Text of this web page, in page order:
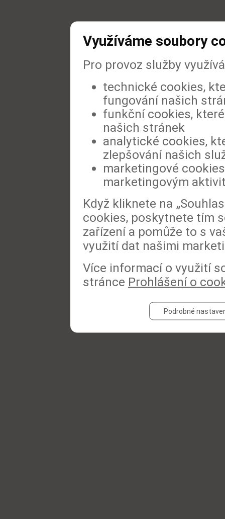
Využíváme soubory
Pro provoz služby
technické cookies,
fungování našich
funkční cookies,
našich stránek
analytické cookies,
zlepšování našich
marketingové
marketingovým
Když kliknete na
cookies, poskytnete tím
zařízení a pomůže to s
využití dat našimi
Více informací o využití
stránce Prohlášení o
Podrobné